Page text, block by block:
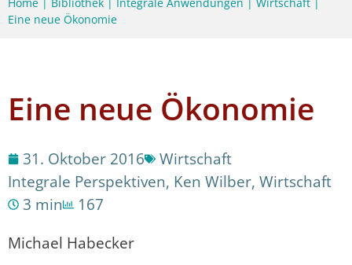
Eine neue Ökonomie
Eine neue Ökonomie
31. Oktober 2016
Wirtschaft
Integrale Perspektiven, Ken Wilber, Wirtschaft
3 min
167
Michael Habecker